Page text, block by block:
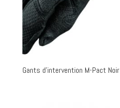
Gants d’intervention M-Pact Noir